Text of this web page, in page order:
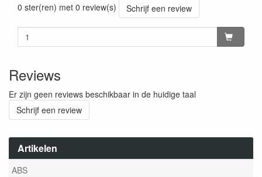
Artikelen
ABS
0 ster(ren) met 0 review(s)
Schrijf een review
Reviews
Er zijn geen reviews beschikbaar in de huidige taal
Schrijf een review